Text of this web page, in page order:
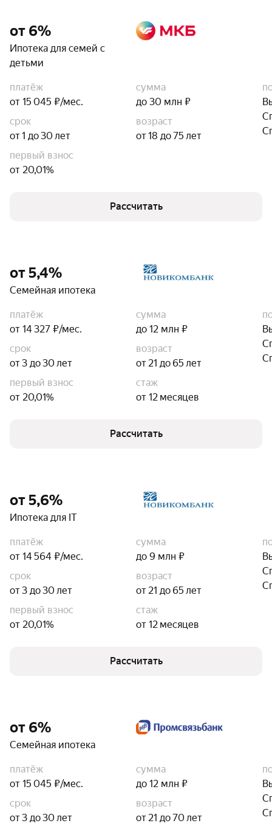
от 6%
Ипотека для семей с
детьми
платёж
от 15 045 ₽/мес.
сумма
до 30 млн ₽
срок
от 1 до 30 лет
возраст
от 18 до 75 лет
первый взнос
от 20,01%
Рассчитать
от 5,4%
Семейная ипотека
платёж
от 14 327 ₽/мес.
сумма
до 12 млн ₽
срок
от 3 до 30 лет
возраст
от 21 до 65 лет
первый взнос
от 20,01%
стаж
от 12 месяцев
Рассчитать
от 5,6%
Ипотека для IT
платёж
от 14 564 ₽/мес.
сумма
до 9 млн ₽
срок
от 3 до 30 лет
возраст
от 21 до 65 лет
первый взнос
от 20,01%
стаж
от 12 месяцев
Рассчитать
от 6%
Семейная ипотека
платёж
от 15 045 ₽/мес.
сумма
до 12 млн ₽
срок
от 3 до 30 лет
возраст
от 21 до 70 лет